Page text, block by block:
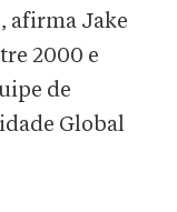
afirma Jake
2000 e
de
Global